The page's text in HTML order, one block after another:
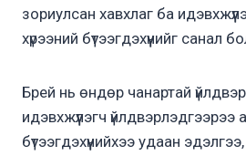
зориулсан хавхлаг ба
хүрээний бүтээгдэхүүнийг санал
Брей нь өндөр чанартай
идэвхжүүлэгч
бүтээгдэхүүнийхээ удаан